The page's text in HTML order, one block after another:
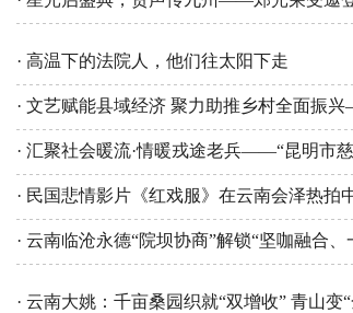
· 高温下的法院人，他们往太阳下走
· 文艺赋能县域经济 聚力助推乡村全面振
· 汇聚社会暖流·情暖戎途老兵——“昆明市
· 民国悲情影片《红戏服》在云南会泽热拍
· 云南临沧永德“院坝协商”解锁“坚咖融合
· 云南大姚：千亩桑园织就“双增收” 青山变